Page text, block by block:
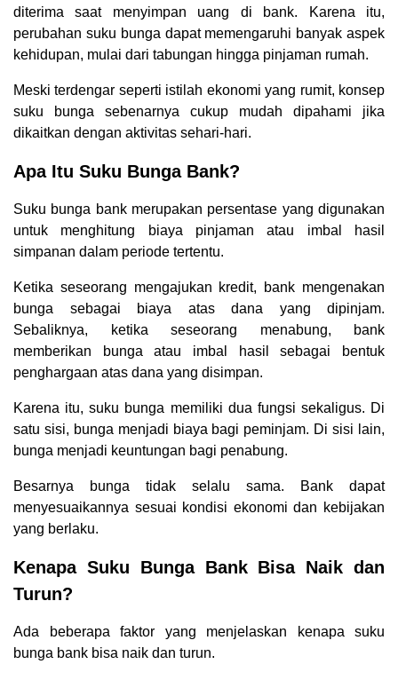
diterima saat menyimpan uang di bank. Karena itu,
perubahan suku bunga dapat memengaruhi banyak aspek
kehidupan, mulai dari tabungan hingga pinjaman rumah.
Meski terdengar seperti istilah ekonomi yang rumit, konsep
suku bunga sebenarnya cukup mudah dipahami jika
dikaitkan dengan aktivitas sehari-hari.
Apa Itu Suku Bunga Bank?
Suku bunga bank merupakan persentase yang digunakan
untuk menghitung biaya pinjaman atau imbal hasil
simpanan dalam periode tertentu.
Ketika seseorang mengajukan kredit, bank mengenakan
bunga sebagai biaya atas dana yang dipinjam.
Sebaliknya, ketika seseorang menabung, bank
memberikan bunga atau imbal hasil sebagai bentuk
penghargaan atas dana yang disimpan.
Karena itu, suku bunga memiliki dua fungsi sekaligus. Di
satu sisi, bunga menjadi biaya bagi peminjam. Di sisi lain,
bunga menjadi keuntungan bagi penabung.
Besarnya bunga tidak selalu sama. Bank dapat
menyesuaikannya sesuai kondisi ekonomi dan kebijakan
yang berlaku.
Kenapa Suku Bunga Bank Bisa Naik dan
Turun?
Ada beberapa faktor yang menjelaskan kenapa suku
bunga bank bisa naik dan turun.